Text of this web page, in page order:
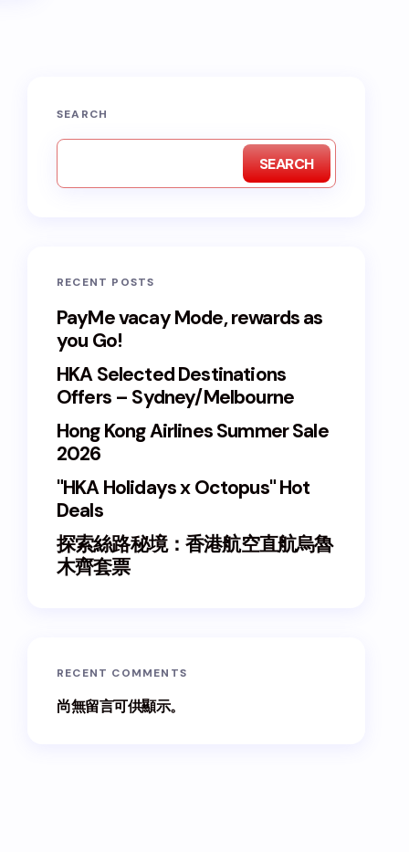
SEARCH
SEARCH
RECENT POSTS
PayMe vacay Mode, rewards as
you Go!
HKA Selected Destinations
Offers – Sydney/Melbourne
Hong Kong Airlines Summer Sale
2026
"HKA Holidays x Octopus" Hot
Deals
探索絲路秘境：香港航空直航烏魯
木齊套票
RECENT COMMENTS
尚無留言可供顯示。